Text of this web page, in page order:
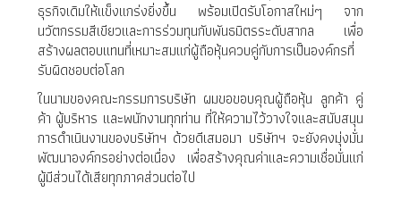
ธุรกิจเดิมให้แข็งแกร่งยิ่งขึ้น พร้อมเปิดรับโอกาสใหม่ๆ จาก
นวัตกรรมสีเขียวและการร่วมทุนกับพันธมิตรระดับสากล เพื่อ
สร้างผลตอบแทนที่เหมาะสมแก่ผู้ถือหุ้นควบคู่กับการเป็นองค์กรที่
รับผิดชอบต่อโลก
ในนามของคณะกรรมการบริษัท ผมขอขอบคุณผู้ถือหุ้น ลูกค้า คู่
ค้า ผู้บริหาร และพนักงานทุกท่าน ที่ให้ความไว้วางใจและสนับสนุน
การดำเนินงานของบริษัทฯ ด้วยดีเสมอมา บริษัทฯ จะยังคงมุ่งมั่น
พัฒนาองค์กรอย่างต่อเนื่อง เพื่อสร้างคุณค่าและความเชื่อมั่นแก่
ผู้มีส่วนได้เสียทุกภาคส่วนต่อไป